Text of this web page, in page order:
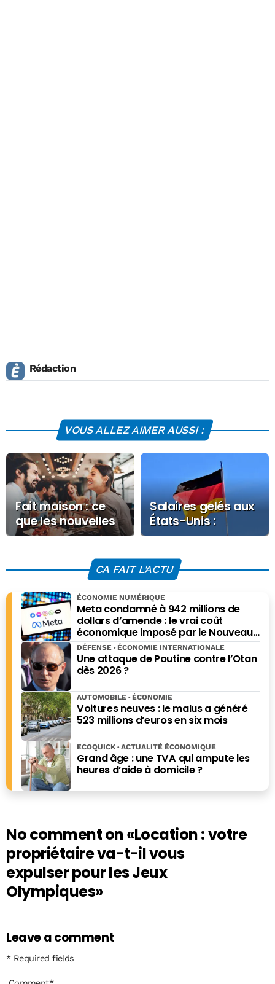
Rédaction
VOUS ALLEZ AIMER AUSSI :
Fait maison : ce
que les nouvelles
règles vont
restaurant
Salaires gelés aux
États-Unis :
l’Allemagne paie
locaux pour
préserver l’emploi
CA FAIT L'ACTU
Meta condamné à 942 millions de
dollars d’amende : le vrai coût
économique imposé par le Nouveau-
Mexique
ÉCONOMIE NUMÉRIQUE
Une attaque de Poutine contre l’Otan
dès 2026 ?
DÉFENSE ÉCONOMIE INTERNATIONALE
Voitures neuves : le malus a généré
523 millions d’euros en six mois
AUTOMOBILE ÉCONOMIE
Grand âge : une TVA qui ampute les
heures d’aide à domicile ?
ECOQUICK ACTUALITÉ ÉCONOMIQUE
No comment on«Location : votre
propriétaire va-t-il vous
expulser pour les Jeux
Olympiques»
Leave a comment
* Required fields